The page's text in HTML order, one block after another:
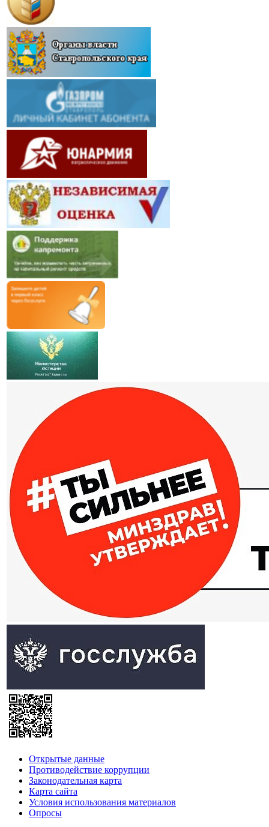
Открытые данные
Противодействие коррупции
Законодательная карта
Карта сайта
Условия использования материалов
Опросы